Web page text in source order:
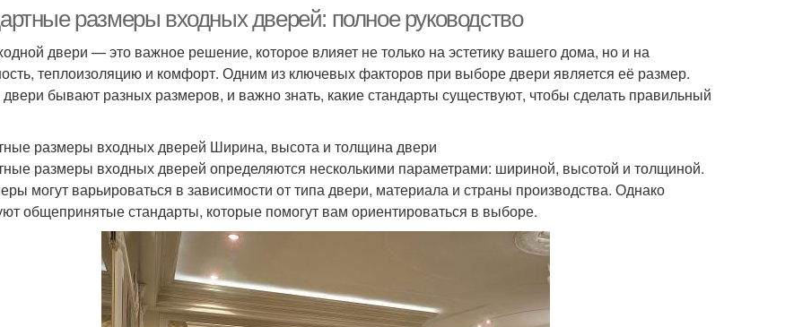
размеры входных дверей: полное руководство
двери — это важное решение, которое влияет не только на эстетику вашего дома, но и на
теплоизоляцию и комфорт. Одним из ключевых факторов при выборе двери является её размер.
бывают разных размеров, и важно знать, какие стандарты существуют, чтобы сделать правильный
размеры входных дверей Ширина, высота и толщина двери
размеры входных дверей определяются несколькими параметрами: шириной, высотой и толщиной.
могут варьироваться в зависимости от типа двери, материала и страны производства. Однако
общепринятые стандарты, которые помогут вам ориентироваться в выборе.